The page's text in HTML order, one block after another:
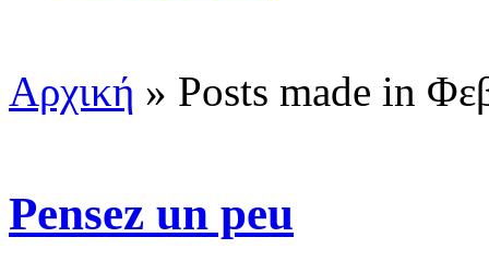
Αρχική » Posts made in
Pensez un peu